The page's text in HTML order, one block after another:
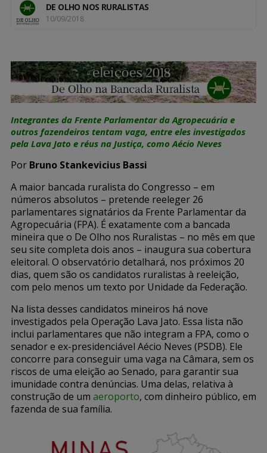
DE OLHO NOS RURALISTAS
10/09/2018
Integrantes da Frente Parlamentar da Agropecuária e
outros fazendeiros tentam vaga, entre eles investigados
pela Lava Jato e réus na Justiça, como Aécio Neves
Por Bruno Stankevicius Bassi
A maior bancada ruralista do Congresso – em
números absolutos – pretende reeleger 26
parlamentares signatários da Frente Parlamentar da
Agropecuária (FPA). É exatamente com a bancada
mineira que o De Olho nos Ruralistas – no mês em que
seu site completa dois anos – inaugura sua cobertura
eleitoral. O observatório detalhará, nos próximos 20
dias, quem são os candidatos ruralistas à reeleição,
com pelo menos um texto por Unidade da Federação.
Na lista desses candidatos mineiros há nove
investigados pela Operação Lava Jato. Essa lista não
inclui parlamentares que não integram a FPA, como o
senador e ex-presidenciável Aécio Neves (PSDB). Ele
concorre para conseguir uma vaga na Câmara, sem os
riscos de uma eleição ao Senado, para garantir sua
imunidade contra denúncias. Uma delas, relativa à
construção de um aeroporto, com dinheiro público, em
fazenda de sua família.